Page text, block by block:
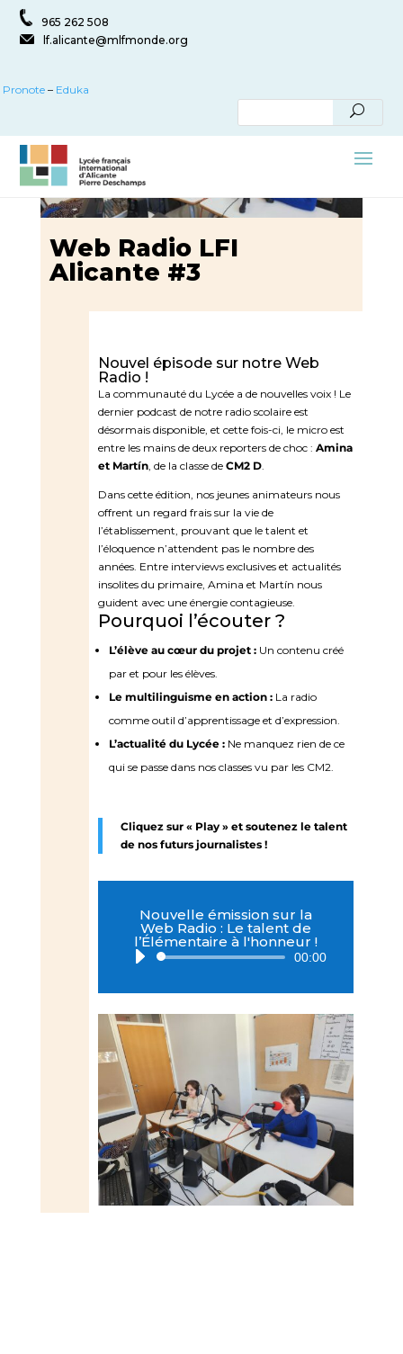
965 262 508
lf.alicante@mlfmonde.org
Pronote – Eduka
Web Radio LFI
Alicante #3
Nouvel épisode sur notre Web
Radio !
La communauté du Lycée a de nouvelles voix ! Le
dernier podcast de notre radio scolaire est
désormais disponible, et cette fois-ci, le micro est
entre les mains de deux reporters de choc : Amina
et Martín, de la classe de CM2 D.
Dans cette édition, nos jeunes animateurs nous
offrent un regard frais sur la vie de
l’établissement, prouvant que le talent et
l’éloquence n’attendent pas le nombre des
années. Entre interviews exclusives et actualités
insolites du primaire, Amina et Martín nous
guident avec une énergie contagieuse.
Pourquoi l’écouter ?
L’élève au cœur du projet :Un contenu créé
par et pour les élèves.
Le multilinguisme en action :La radio
comme outil d’apprentissage et d’expression.
L’actualité du Lycée :Ne manquez rien de ce
qui se passe dans nos classes vu par les CM2.
Cliquez sur « Play » et soutenez le talent
de nos futurs journalistes !
Nouvelle émission sur la
Web Radio : Le talent de
l’Élémentaire à l'honneur !
Lecteur
00:00